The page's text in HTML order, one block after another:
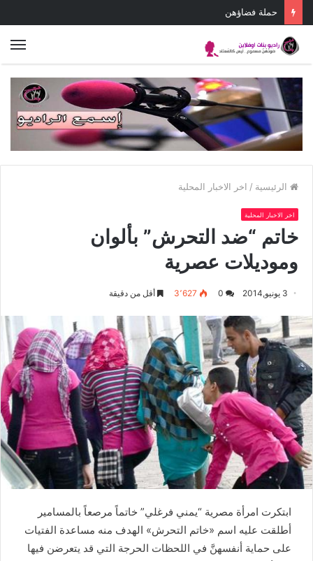
حملة فضاؤهن
الرئيسية / اخر الاخبار المحلية
اخر الاخبار المحلية
خاتم “ضد التحرش” بألوان
وموديلات عصرية
3 يونيو,2014 0 3٬627 أقل من دقيقة
ابتكرت امرأة مصرية “يمني فرغلي” خاتماً مرصعاً بالمسامير
أطلقت عليه اسم «خاتم التحرش» الهدف منه مساعدة الفتيات
على حماية أنفسهنَّ في اللحظات الحرجة التي قد يتعرضن فيها